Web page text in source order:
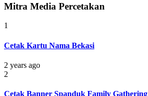
Mitra Media Percetakan
1
Cetak Kartu Nama Bekasi
2 years ago
2
Cetak Banner Spanduk Family Gathering